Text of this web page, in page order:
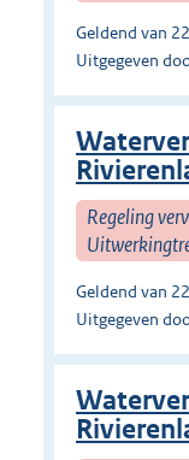
Geldend van
Uitgegeven
Regeling
Geldend van
Uitgegeven